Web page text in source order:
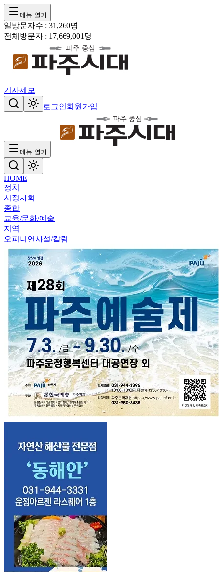
메뉴 열기
일방문자수 : 31,260명
전체방문자 : 17,669,001 명
기사제보
로그인회원가입
메뉴 열기
HOME
정치
시정사회
종합
교육/문화/예술
지역
오피니언사설/칼럼